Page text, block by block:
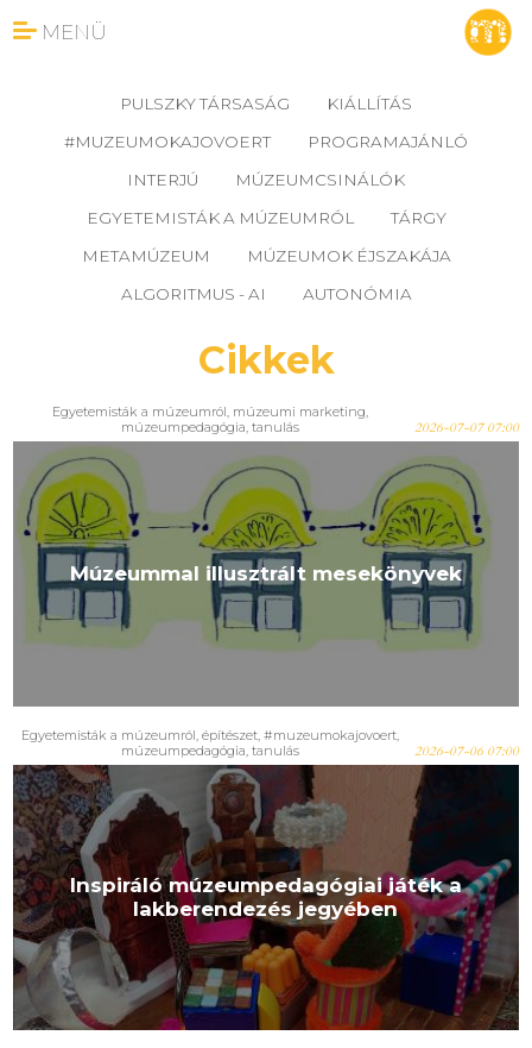
MENÜ
PULSZKY TÁRSASÁG
KIÁLLÍTÁS
#MUZEUMOKAJOVOERT
PROGRAMAJÁNLÓ
INTERJÚ
MÚZEUMCSINÁLÓK
EGYETEMISTÁK A MÚZEUMRÓL
TÁRGY
METAMÚZEUM
MÚZEUMOK ÉJSZAKÁJA
ALGORITMUS - AI
AUTONÓMIA
Cikkek
Egyetemisták a múzeumról, múzeumi marketing,
múzeumpedagógia, tanulás 2026-07-07 07:00
Múzeummal illusztrált mesekönyvek
Egyetemisták a múzeumról, építészet, #muzeumokajovoert,
múzeumpedagógia, tanulás 2026-07-06 07:00
Inspiráló múzeumpedagógiai játék a
lakberendezés jegyében